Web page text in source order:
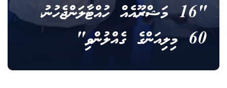
"16 މަޝްރޫއެއް ހުއްޓާލަންޖެހުނު،
60 މިލިއަންގެ ގެއްލުންވި"